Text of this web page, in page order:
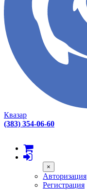
Квазар
(383) 354-06-60
×
Авторизация
Регистрация